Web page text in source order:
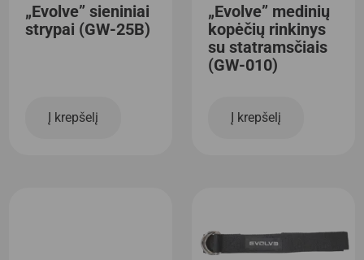
„Evolve” sieniniai
strypai (GW-25B)
Į krepšelį
„Evolve” medinių
kopėčių rinkinys
su statramsčiais
(GW-010)
Į krepšelį